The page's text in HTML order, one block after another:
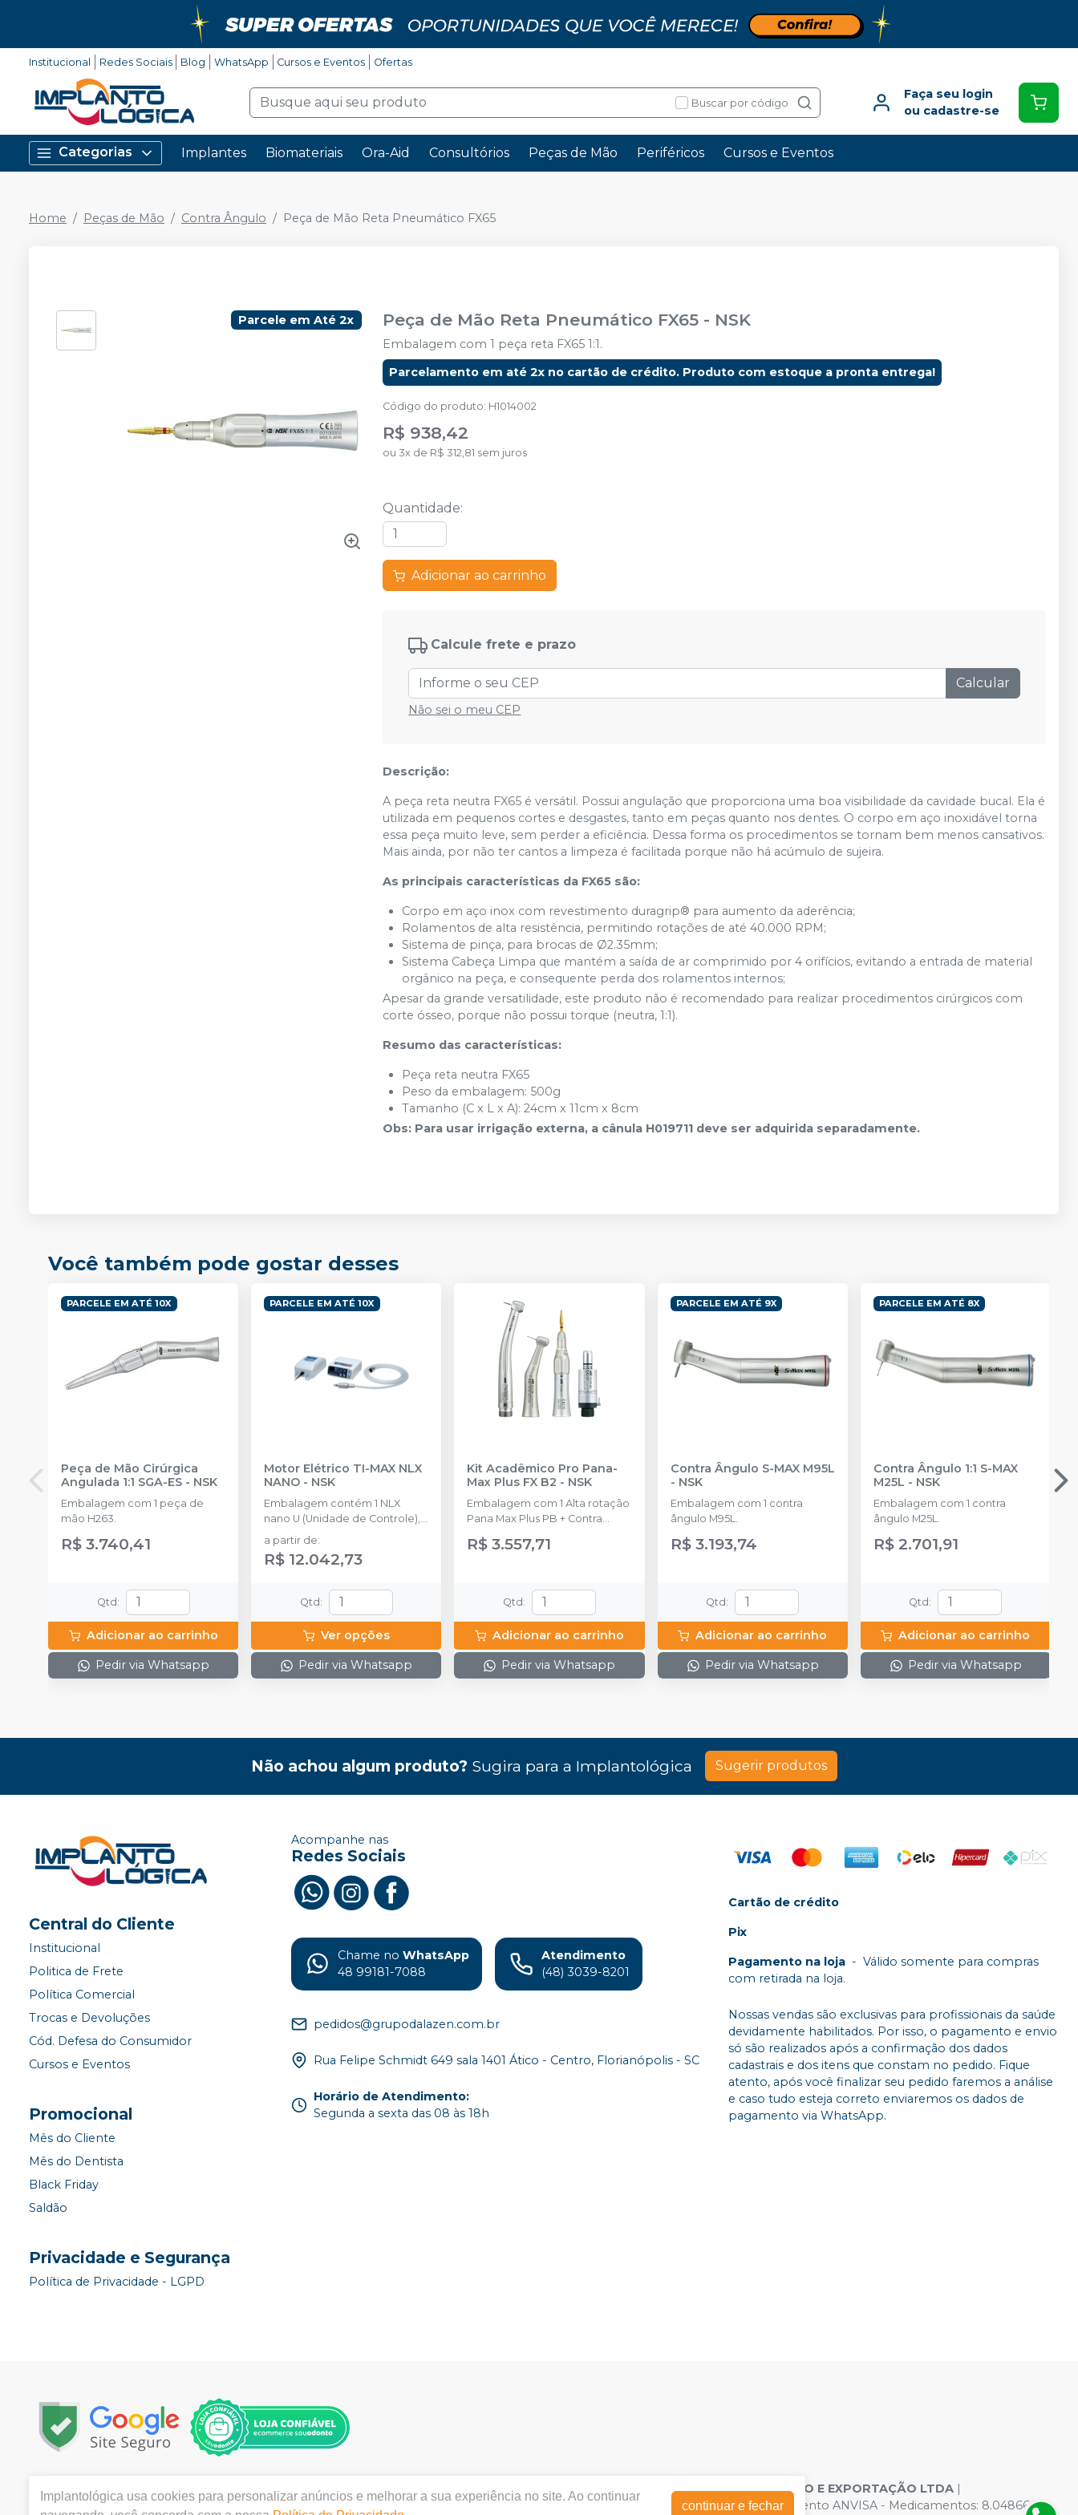
Institucional Redes Sociais Blog WhatsApp Cursos e Eventos Ofertas
Buscar por código
Faça seu login
ou cadastre-se
Categorias Implantes Biomateriais Ora-Aid Consultórios Peças de Mão Periféricos Cursos e Eventos
Home Peças de Mão Contra Ângulo Peça de Mão Reta Pneumático FX65
Parcele em Até 2x Peça de Mão Reta Pneumático FX65 - NSK
Embalagem com 1 peça reta FX65 1:1.
Parcelamento em até 2x no cartão de crédito. Produto com estoque a pronta entrega!
Código do produto: H1014002
R$ 938,42
ou 3x de R$ 312,81 sem juros
Quantidade:
Adicionar ao carrinho
Calcule frete e prazo
Calcular
Não sei o meu CEP
Descrição:
A peça reta neutra FX65 é versátil. Possui angulação que proporciona uma boa visibilidade da cavidade bucal. Ela é
utilizada em pequenos cortes e desgastes, tanto em peças quanto nos dentes. O corpo em aço inoxidável torna
essa peça muito leve, sem perder a eficiência. Dessa forma os procedimentos se tornam bem menos cansativos.
Mais ainda, por não ter cantos a limpeza é facilitada porque não há acúmulo de sujeira.
As principais características da FX65 são:
Corpo em aço inox com revestimento duragrip® para aumento da aderência;
Rolamentos de alta resistência, permitindo rotações de até 40.000 RPM;
Sistema de pinça, para brocas de Ø2.35mm;
Sistema Cabeça Limpa que mantém a saída de ar comprimido por 4 orifícios, evitando a entrada de material
orgânico na peça, e consequente perda dos rolamentos internos;
Apesar da grande versatilidade, este produto não é recomendado para realizar procedimentos cirúrgicos com
corte ósseo, porque não possui torque (neutra, 1:1).
Resumo das características:
Peça reta neutra FX65
Peso da embalagem: 500g
Tamanho (C x L x A): 24cm x 11cm x 8cm
Obs: Para usar irrigação externa, a cânula H019711 deve ser adquirida separadamente.
Você também pode gostar desses
PARCELE EM ATÉ 10X
Peça de Mão Cirúrgica
Angulada 1:1 SGA-ES - NSK
Embalagem com 1 peça de
mão H263.
R$ 3.740,41
Qtd :
Adicionar ao carrinho
Pedir via Whatsapp
PARCELE EM ATÉ 10X
Motor Elétrico TI-MAX NLX
NANO - NSK
Embalagem contém 1 NLX
nano U (Unidade de Controle), 1
NLX nano (Micromotor), 1 NLX
CD (Cabo), 1 NLAC (Adaptador
CA) (120V ou 230V)
a partir de:
R$ 12.042,73
Qtd :
Ver opções
Pedir via Whatsapp
Kit Acadêmico Pro Pana-
Max Plus FX B2 - NSK
Embalagem com 1 Alta rotação
Pana Max Plus PB + Contra
FX65 + Micro motor FX205 e
R$ 3.557,71
Qtd :
Adicionar ao carrinho
Pedir via Whatsapp
PARCELE EM ATÉ 9X
Contra Ângulo S-MAX M95L
- NSK
Embalagem com 1 contra
ângulo M95L.
R$ 3.193,74
Qtd :
Adicionar ao carrinho
Pedir via Whatsapp
PARCELE EM ATÉ 8X
Contra Ângulo 1:1 S-MAX
M25L - NSK
Embalagem com 1 contra
ângulo M25L.
R$ 2.701,91
Qtd :
Adicionar ao carrinho
Pedir via Whatsapp
Não achou algum produto? Sugira para a Implantológica Sugerir produtos
Central do Cliente
Institucional
Politica de Frete
Política Comercial
Trocas e Devoluções
Cód. Defesa do Consumidor
Cursos e Eventos
Promocional
Mês do Cliente
Mês do Dentista
Black Friday
Saldão
Privacidade e Segurança
Política de Privacidade - LGPD
Acompanhe nas
Redes Sociais
Chame no WhatsApp
48 99181-7088
Atendimento
(48) 3039-8201
pedidos@grupodalazen.com.br
Rua Felipe Schmidt 649 sala 1401 Ático - Centro, Florianópolis - SC
Horário de Atendimento:
Segunda a sexta das 08 às 18h
Cartão de crédito
Pix
Pagamento na loja - Válido somente para compras
com retirada na loja.
Nossas vendas são exclusivas para profissionais da saúde
devidamente habilitados. Por isso, o pagamento e envio
só são realizados após a confirmação dos dados
cadastrais e dos itens que constam no pedido. Fique
atento, após você finalizar seu pedido faremos a análise
e caso tudo esteja correto enviaremos os dados de
pagamento via WhatsApp.
Copyright © 2024 | Todos os direitos reservados | www.implantologica.com.br | JVD COMERCIO E REPRESENTAÇÕES IMPORTAÇÃO E EXPORTAÇÃO LTDA |
07.415.653/0001-80 | Rua Felipe Schmidt 649 - Sala 1401 - Centro - Florianópolis / SC - CEP 88010-001 | Autorizações de Funcionamento ANVISA - Medicamentos: 8.04866-4 -
Implantológica usa cookies para personalizar anúncios e melhorar a sua experiência no site. Ao continuar
continuar e fechar